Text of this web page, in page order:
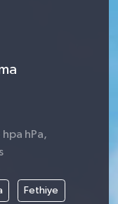
hPa,
Fethiye